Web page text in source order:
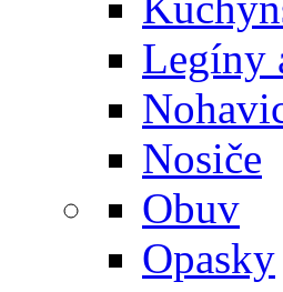
Legíny
Nosiče
Obuv
Opasky